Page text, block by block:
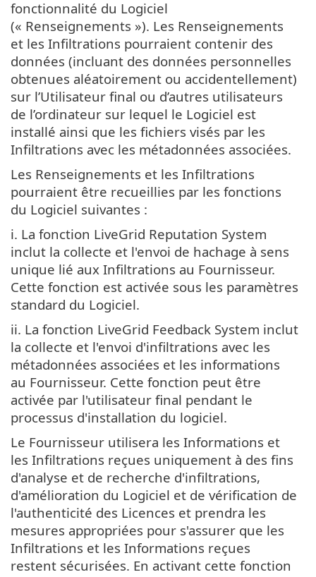
fonctionnalité du Logiciel
(« Renseignements »). Les Renseignements
et les Infiltrations pourraient contenir des
données (incluant des données personnelles
obtenues aléatoirement ou accidentellement)
sur l’Utilisateur final ou d’autres utilisateurs
de l’ordinateur sur lequel le Logiciel est
installé ainsi que les fichiers visés par les
Infiltrations avec les métadonnées associées.
Les Renseignements et les Infiltrations
pourraient être recueillies par les fonctions
du Logiciel suivantes :
i. La fonction LiveGrid Reputation System
inclut la collecte et l'envoi de hachage à sens
unique lié aux Infiltrations au Fournisseur.
Cette fonction est activée sous les paramètres
standard du Logiciel.
ii. La fonction LiveGrid Feedback System inclut
la collecte et l'envoi d'infiltrations avec les
métadonnées associées et les informations
au Fournisseur. Cette fonction peut être
activée par l'utilisateur final pendant le
processus d'installation du logiciel.
Le Fournisseur utilisera les Informations et
les Infiltrations reçues uniquement à des fins
d'analyse et de recherche d'infiltrations,
d'amélioration du Logiciel et de vérification de
l'authenticité des Licences et prendra les
mesures appropriées pour s'assurer que les
Infiltrations et les Informations reçues
restent sécurisées. En activant cette fonction